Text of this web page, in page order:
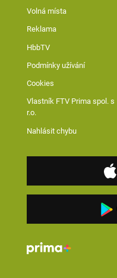
Volná místa
Reklama
HbbTV
Podmínky užívání
Cookies
Vlastník FTV Prima spol. s
r.o.
Nahlásit chybu